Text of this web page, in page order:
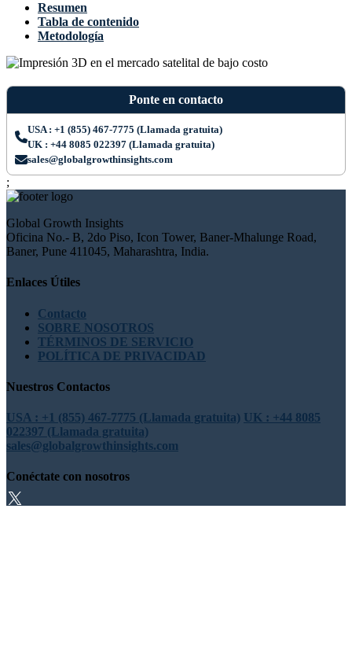
Resumen
Tabla de contenido
Metodología
Ponte en contacto
USA : +1 (855) 467-7775 (Llamada gratuita)
UK : +44 8085 022397 (Llamada gratuita)
sales@globalgrowthinsights.com
;
Global Growth Insights
Oficina No.- B, 2do Piso, Icon Tower, Baner-Mhalunge Road,
Baner, Pune 411045, Maharashtra, India.
Enlaces Útiles
Contacto
SOBRE NOSOTROS
TÉRMINOS DE SERVICIO
POLÍTICA DE PRIVACIDAD
Nuestros Contactos
USA : +1 (855) 467-7775 (Llamada gratuita) UK : +44 8085
022397 (Llamada gratuita)
sales@globalgrowthinsights.com
Conéctate con nosotros